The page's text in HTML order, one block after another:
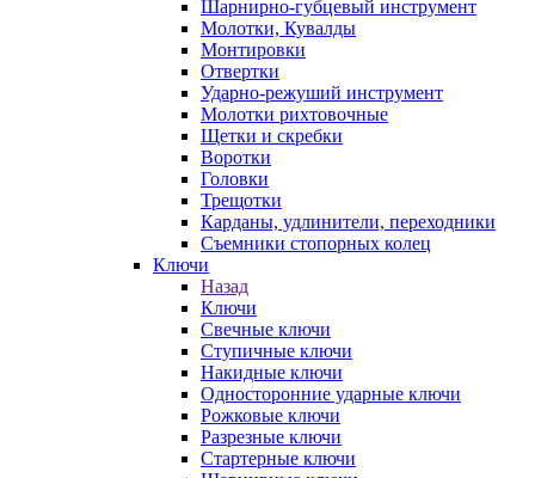
Шарнирно-губцевый инструмент
Молотки, Кувалды
Монтировки
Отвертки
Ударно-режуший инструмент
Молотки рихтовочные
Щетки и скребки
Воротки
Головки
Трещотки
Карданы, удлинители, переходники
Съемники стопорных колец
Ключи
Назад
Ключи
Свечные ключи
Ступичные ключи
Накидные ключи
Односторонние ударные ключи
Рожковые ключи
Разрезные ключи
Стартерные ключи